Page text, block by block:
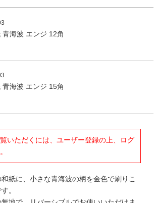
青海波 エンジ 12角
青海波 エンジ 15角
いただくには、ユーザー登録の上、ログ
和紙に、小さな青海波の柄を金色で刷りこ
。